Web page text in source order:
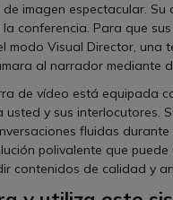
imagen espectacular. Su
conferencia. Para que
modo Visual Director,
al narrador mediante
de vídeo está equipada
usted y sus interlocutores.
fluidas
polivalente que
contenidos de calidad y